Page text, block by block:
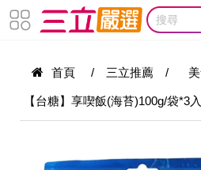
首頁 / 三立推薦 /
【台糖】享喫飯(海苔)100g/袋*3入